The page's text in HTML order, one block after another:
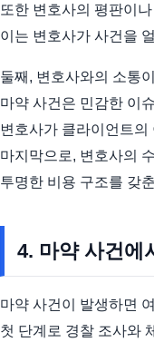
또한 변호사의 평판이
이는 변호사가 사건을
둘째, 변호사와의 소통
마약 사건은 민감한 이
변호사가 클라이언트
마지막으로, 변호사의
투명한 비용 구조를 갖
4. 마약 사건에
마약 사건이 발생하면
첫 단계로 경찰 조사와